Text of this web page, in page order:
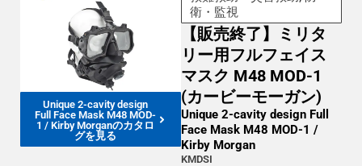
Unique 2-cavity design
Full Face Mask M48 MOD-
1 / Kirby Morganのカタロ
グを見る
衛・監視
【販売終了】ミリタ
リー用フルフェイス
マスク M48 MOD-1
(カービーモーガン)
Unique 2-cavity design Full
Face Mask M48 MOD-1 /
Kirby Morgan
KMDSI